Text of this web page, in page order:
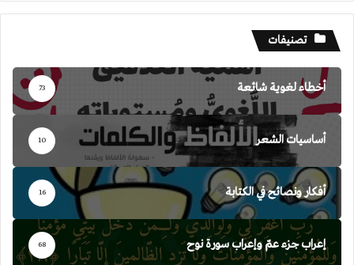
تصنيفات
أخطاء لغوية شائعة 73
أساسيات الشعر 10
أفكار ونصائح في الكتابة 16
إعراب جزء عمّ وإعراب سورة نوح 68